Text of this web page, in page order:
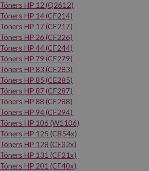
Tóners HP 12 (Q2612)
Tóners HP 14 (CF214)
Tóners HP 17 (CF217)
Tóners HP 26 (CF226)
Tóners HP 44 (CF244)
Tóners HP 79 (CF279)
Tóners HP 83 (CF283)
Tóners HP 85 (CE285)
Tóners HP 87 (CF287)
Tóners HP 88 (CE288)
Tóners HP 94 (CF294)
Tóners HP 106 (W1106)
Tóners HP 125 (CB54x)
Tóners HP 128 (CE32x)
Tóners HP 131 (CF21x)
Tóners HP 201 (CF40x)